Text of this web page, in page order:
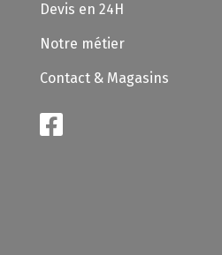
Devis en 24H
Notre métier
Contact & Magasins